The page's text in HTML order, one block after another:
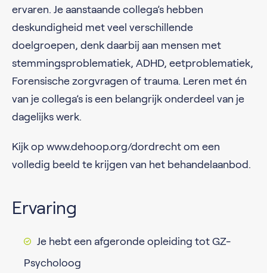
ervaren. Je aanstaande collega’s hebben
deskundigheid met veel verschillende
doelgroepen, denk daarbij aan mensen met
stemmingsproblematiek, ADHD, eetproblematiek,
Forensische zorgvragen of trauma. Leren met én
van je collega’s is een belangrijk onderdeel van je
dagelijks werk.
Kijk op www.dehoop.org/dordrecht om een
volledig beeld te krijgen van het behandelaanbod.
Ervaring
Je hebt een afgeronde opleiding tot GZ-
Psycholoog